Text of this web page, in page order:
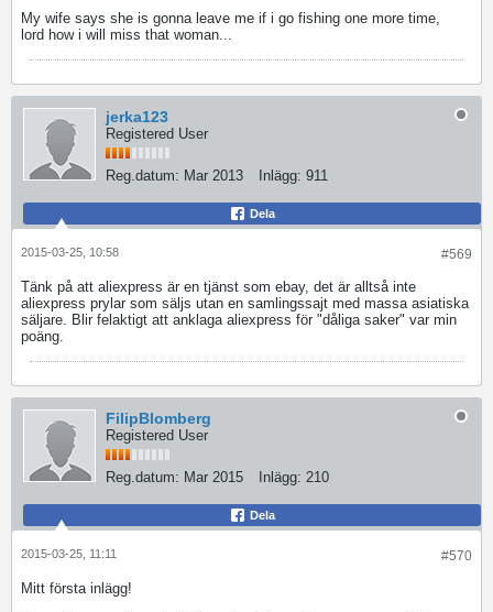
My wife says she is gonna leave me if i go fishing one more time,
lord how i will miss that woman...
jerka123
Registered User
Reg.datum: Mar 2013 Inlägg: 911
Dela
#569
2015-03-25, 10:58
Tänk på att aliexpress är en tjänst som ebay, det är alltså inte
aliexpress prylar som säljs utan en samlingssajt med massa asiatiska
säljare. Blir felaktigt att anklaga aliexpress för "dåliga saker" var min
poäng.
FilipBlomberg
Registered User
Reg.datum: Mar 2015 Inlägg: 210
Dela
#570
2015-03-25, 11:11
Mitt första inlägg!